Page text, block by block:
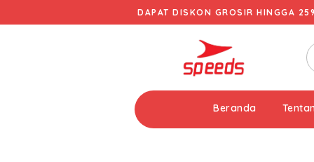
DAPAT DISKON GROSIR HINGGA
Beranda